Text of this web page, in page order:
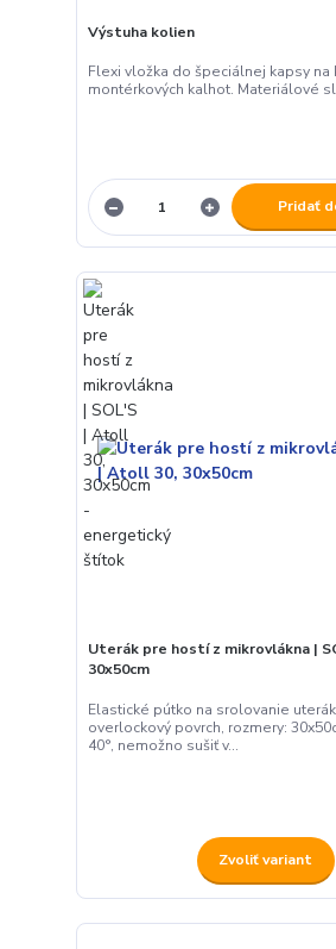
Výstuha kolien
Flexi vložka do špeciálnej kapsy na
montérkových kalhot. Materiálové
Pridať
Uterák pre hostí z mikrovlákna |
30x50cm
Elastické pútko na srolovanie
overlockový povrch, rozmery:
40°, nemožno sušiť v...
Zvoliť variant